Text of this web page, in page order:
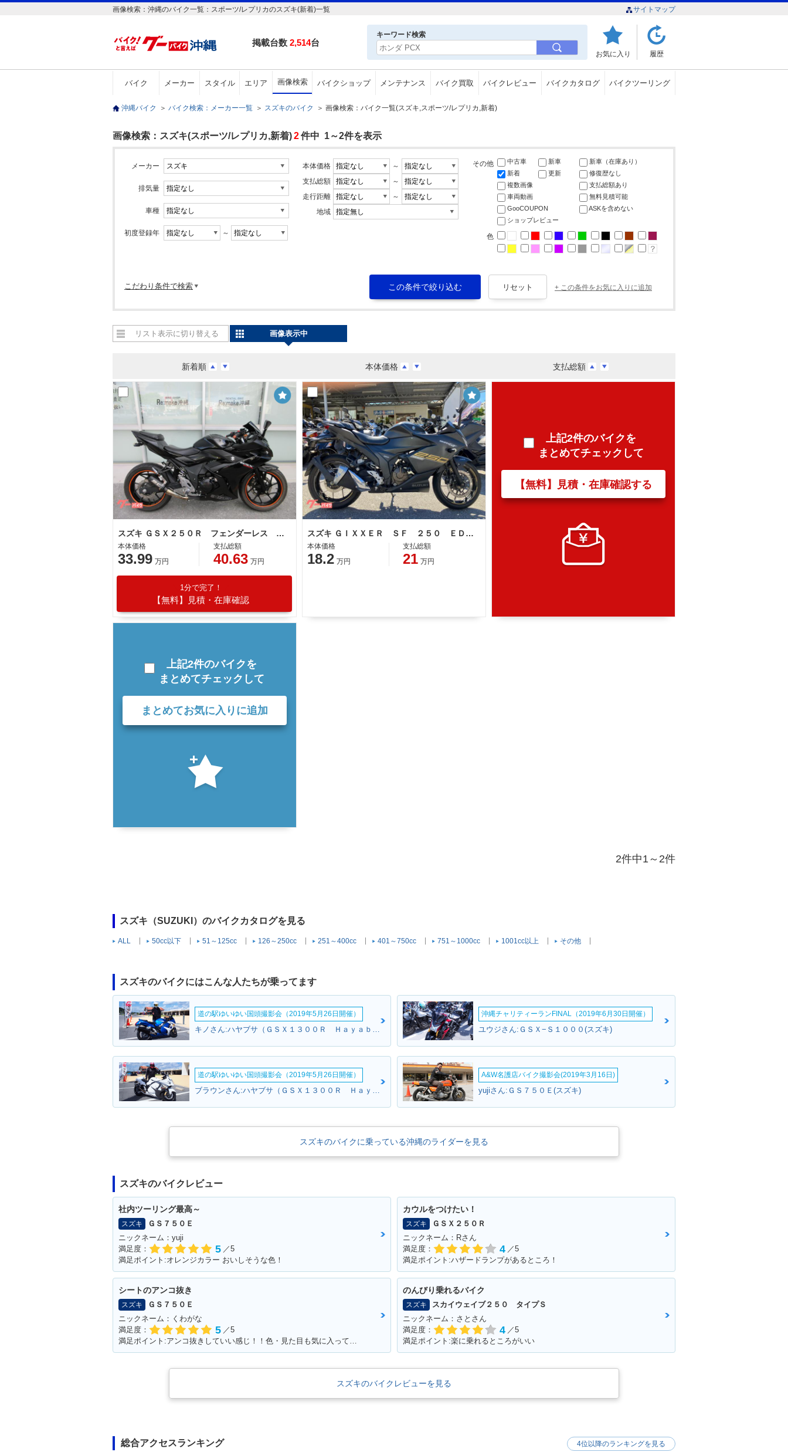
画像検索：沖縄のバイク一覧：スポーツ/レプリカのスズキ(新着)一覧 サイトマップ
掲載台数 2,514台
キーワード検索
お気に入り 履歴
バイク メーカー スタイル エリア 画像検索 バイクショップ メンテナンス バイク買取 バイクレビュー バイクカタログ バイクツーリング
沖縄バイク ＞ バイク検索：メーカー一覧 ＞ スズキのバイク ＞ 画像検索：バイク一覧(スズキ,スポーツ/レプリカ,新着)
画像検索：スズキ(スポーツ/レプリカ,新着)2件中 1～2件を表示
メーカー
排気量
車種
初度登録年 ～
本体価格
～
支払総額
～
走行距離
～
地域
その他 中古車 新車
新車（在庫あり）
新着
更新
修復歴なし
複数画像
支払総額あり
車両動画
無料見積可能
GooCOUPON
ASKを含めない
ショップレビュー
色
こだわり条件で検索 + この条件をお気に入りに追加
新着順 本体価格 支払総額
リスト表示に切り替える 画像表示中
スズキ ＧＳＸ２５０Ｒ フェンダーレス エンジンスライダー スリップオンマフラー スモークスクリーン ＬＥＤヘッドライト
本体価格
33.99 万円
支払総額
40.63 万円
1分で完了！
【無料】見積・在庫確認
スズキ ＧＩＸＸＥＲ ＳＦ ２５０ ＥＤ２２Ｂ型 ＥＴＣ 整備 保証 自賠責保険
本体価格
18.2 万円
支払総額
21 万円
上記2件のバイクを
まとめてチェックして
【無料】見積・在庫確認する
上記2件のバイクを
まとめてチェックして
まとめてお気に入りに追加
2件中1～2件
スズキ（SUZUKI）のバイクカタログを見る
ALL 50cc以下 51～125cc 126～250cc 251～400cc 401～750cc 751～1000cc 1001cc以上 その他
スズキのバイクにはこんな人たちが乗ってます
道の駅ゆいゆい国頭撮影会（2019年5月26日開催） 沖縄チャリティーランFINAL（2019年6月30日開催）
ユウジさん:ＧＳＸ−Ｓ１０００(スズキ)
道の駅ゆいゆい国頭撮影会（2019年5月26日開催） A&W名護店バイク撮影会(2019年3月16日)
yujiさん:ＧＳ７５０Ｅ(スズキ)
スズキのバイクに乗っている沖縄のライダーを見る
スズキのバイクレビュー
社内ツーリング最高～
スズキ
ＧＳ７５０Ｅ
ニックネーム：yuji
満足度：
5 ／5
満足ポイント:オレンジカラー おいしそうな色！
カウルをつけたい！
スズキ
ＧＳＸ２５０Ｒ
ニックネーム：Rさん
満足度：
4 ／5
満足ポイント:ハザードランプがあるところ！
シートのアンコ抜き
スズキ
ＧＳ７５０Ｅ
ニックネーム：くわがな
満足度：
5 ／5
のんびり乗れるバイク
スズキ
スカイウェイブ２５０ タイプＳ
ニックネーム：さとさん
満足度：
4 ／5
満足ポイント:楽に乗れるところがいい
スズキのバイクレビューを見る
総合アクセスランキング 4位以降のランキングを見る